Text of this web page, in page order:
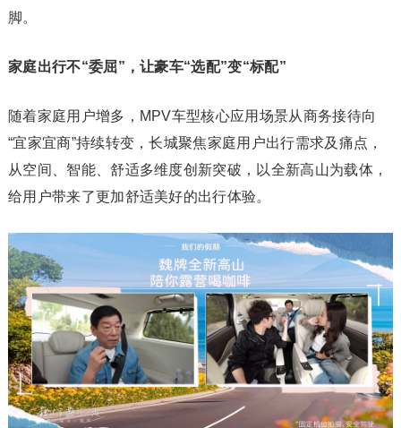
脚。
家庭出行不“委屈”，让豪车“选配”变“标配”
随着家庭用户增多，MPV车型核心应用场景从商务接待向
“宜家宜商”持续转变，长城聚焦家庭用户出行需求及痛点，
从空间、智能、舒适多维度创新突破，以全新高山为载体，
给用户带来了更加舒适美好的出行体验。